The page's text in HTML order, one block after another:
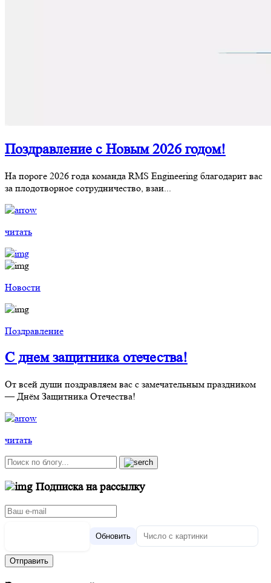
Поздравление с Новым 2026 годом!
На пороге 2026 года команда RMS Engineering благодарит вас
за плодотворное сотрудничество, взаи...
читать
Новости
Поздравление
С днем защитника отечества!
От всей души поздравляем вас с замечательным праздником
— Днём Защитника Отечества!
читать
Подписка на рассылку
Обновить
Отправить